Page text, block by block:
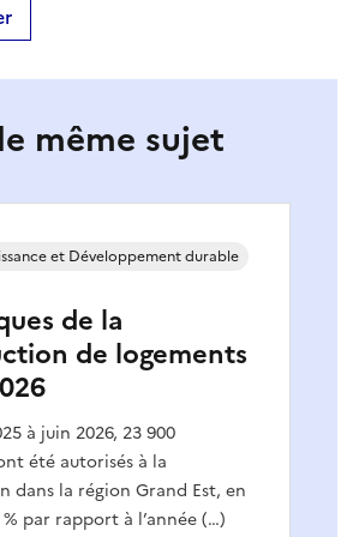
même sujet
de la
de logements
à juin 2026, 23 900
été autorisés à la
dans la région Grand Est, en
% par rapport à l’année (…)
et Développement durable